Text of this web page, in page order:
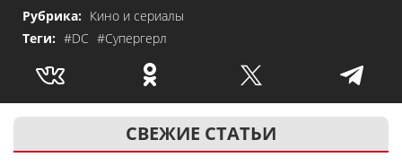
Рубрика: Кино и сериалы
Теги: #DC #Супергерл
СВЕЖИЕ СТАТЬИ